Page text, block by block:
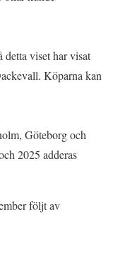
viset har visat
Köparna kan
Göteborg och
2025 adderas
följt av